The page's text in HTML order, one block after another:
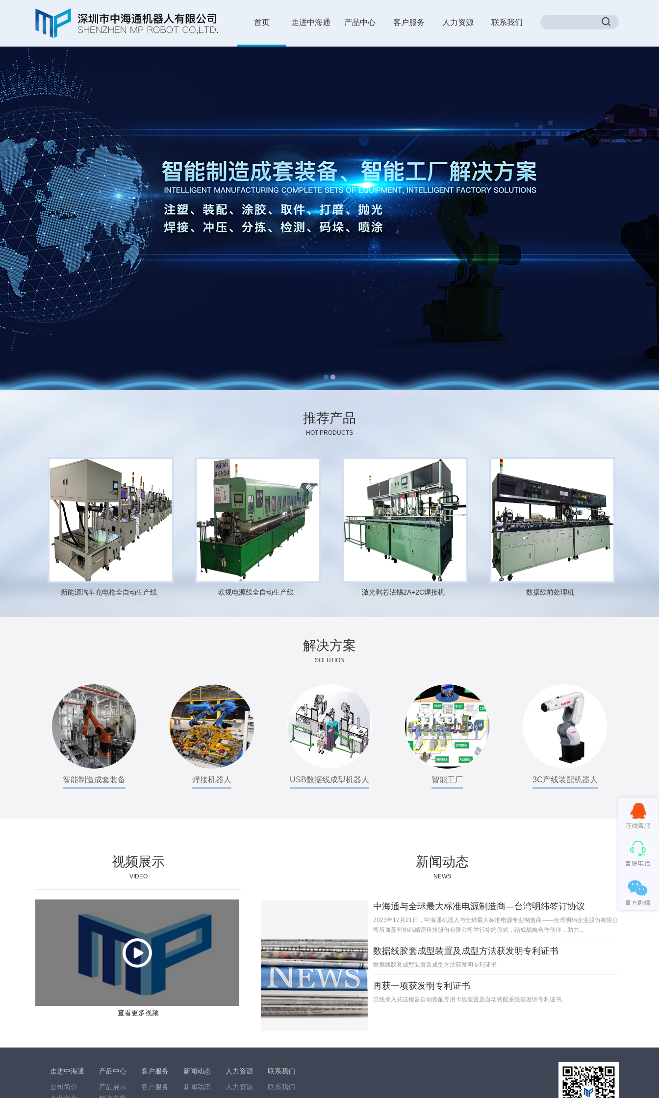
首页 走进中海通 产品中心 客户服务 人力资源 联系我们
1 2
推荐产品
HOT PRODUCTS
新能源汽车充电枪全自动生产线 欧规电源线全自动生产线 激光剥芯沾锡2A+2C焊接机 数据线前处理机
解决方案
SOLUTION
智能制造成套装备 焊接机器人 USB数据线成型机器人 智能工厂 3C产线装配机器人
视频展示
VIDEO
查看更多视频
新闻动态
NEWS
中海通与全球最大标准电源制造商—台湾明纬签订协议
2023年12月21日，中海通机器人与全球最大标准电源专业制造商——台湾明纬企业股份有限公
司所属苏州协纬精密科技股份有限公司举行签约仪式，结成战略合作伙伴，助力...
数据线胶套成型装置及成型方法获发明专利证书
数据线胶套成型装置及成型方法获发明专利证书
再获一项获发明专利证书
芯线插入式连接器自动装配专用卡线装置及自动装配系统获发明专利证书。
走进中海通
公司简介
产品中心
产品展示
客户服务
客户服务
新闻动态
新闻动态
人力资源
人力资源
联系我们
联系我们